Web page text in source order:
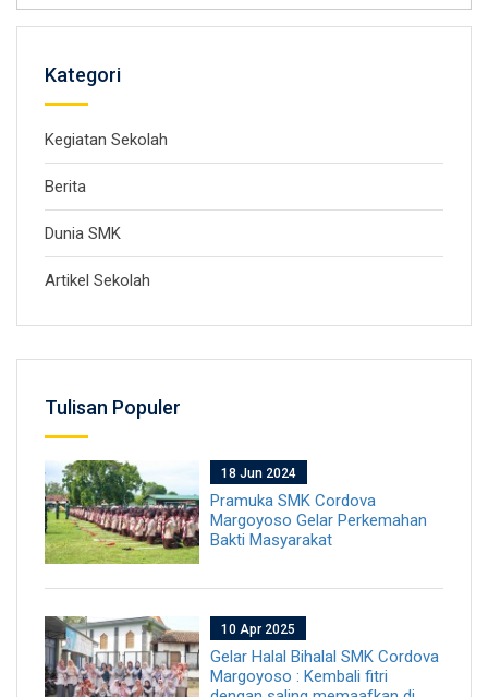
Kategori
Kegiatan Sekolah
Berita
Dunia SMK
Artikel Sekolah
Tulisan Populer
18 Jun 2024
Pramuka SMK Cordova
Margoyoso Gelar Perkemahan
Bakti Masyarakat
10 Apr 2025
Gelar Halal Bihalal SMK Cordova
Margoyoso : Kembali fitri